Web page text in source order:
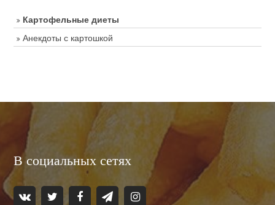
Картофельные диеты
Анекдоты с картошкой
В социальных сетях